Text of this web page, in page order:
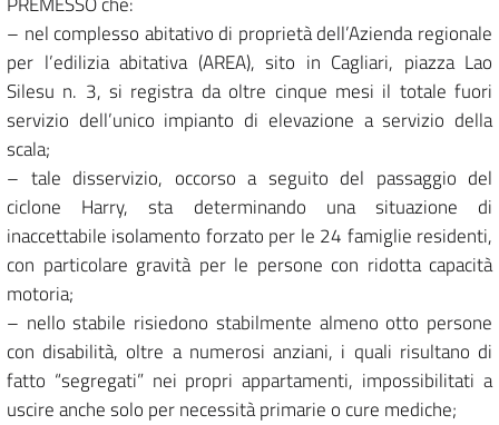
– nel complesso abitativo di proprietà dell’Azienda regionale
per l’edilizia abitativa (AREA), sito in Cagliari, piazza Lao
Silesu n. 3, si registra da oltre cinque mesi il totale fuori
servizio dell’unico impianto di elevazione a servizio della
scala;
– tale disservizio, occorso a seguito del passaggio del
ciclone Harry, sta determinando una situazione di
inaccettabile isolamento forzato per le 24 famiglie residenti,
con particolare gravità per le persone con ridotta capacità
motoria;
– nello stabile risiedono stabilmente almeno otto persone
con disabilità, oltre a numerosi anziani, i quali risultano di
fatto “segregati” nei propri appartamenti, impossibilitati a
uscire anche solo per necessità primarie o cure mediche;